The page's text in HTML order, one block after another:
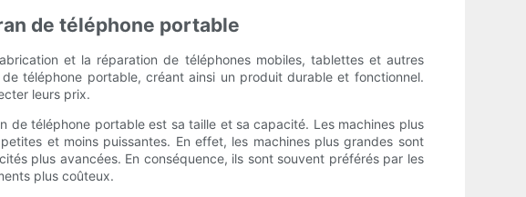
de téléphone portable
et la réparation de téléphones mobiles, tablettes et autres
téléphone portable, créant ainsi un produit durable et fonctionnel.
leurs prix.
téléphone portable est sa taille et sa capacité. Les machines plus
et moins puissantes. En effet, les machines plus grandes sont
plus avancées. En conséquence, ils sont souvent préférés par les
plus coûteux.